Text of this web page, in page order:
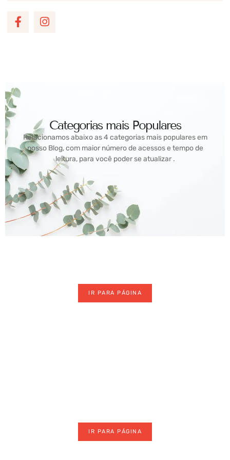
Categorias mais Populares
Relacionamos abaixo as 4 categorias mais populares em
nosso Blog, com maior número de acessos e tempo de
leitura, para você poder se atualizar .
IR PARA PÁGINA
IR PARA PÁGINA